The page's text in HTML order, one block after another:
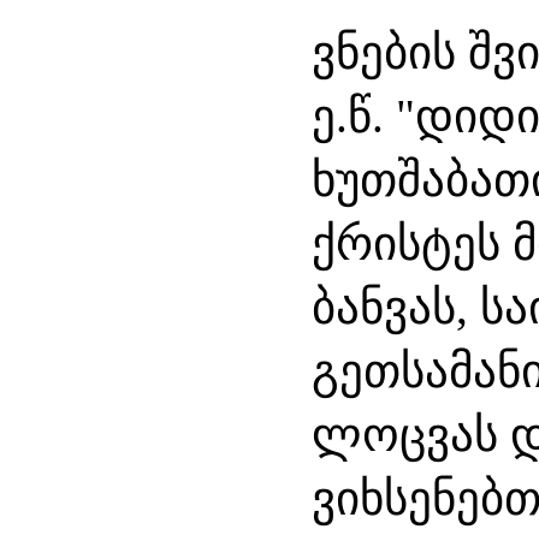
ვნების
ე.წ. "დიდი
ქრისტეს
ბანვას,
ლოცვას